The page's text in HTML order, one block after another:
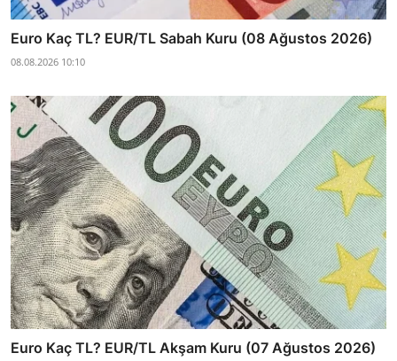
Euro Kaç TL? EUR/TL Sabah Kuru (08 Ağustos 2026)
08.08.2026 10:10
Euro Kaç TL? EUR/TL Akşam Kuru (07 Ağustos 2026)